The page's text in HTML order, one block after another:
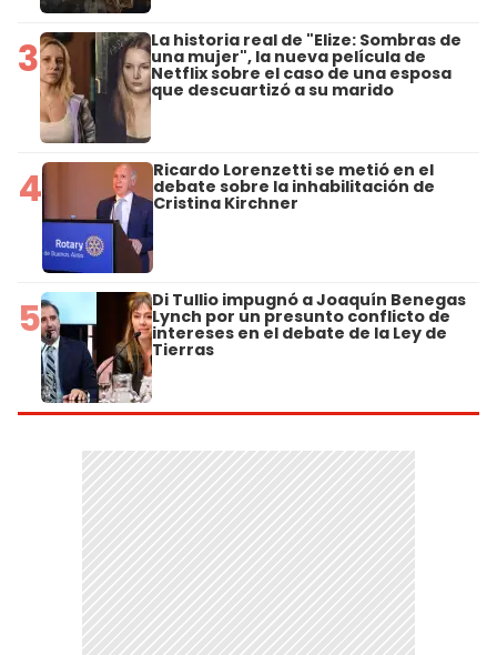
3 La historia real de "Elize: Sombras de
una mujer", la nueva película de
Netflix sobre el caso de una esposa
que descuartizó a su marido
4 Ricardo Lorenzetti se metió en el
debate sobre la inhabilitación de
Cristina Kirchner
5 Di Tullio impugnó a Joaquín Benegas
Lynch por un presunto conflicto de
intereses en el debate de la Ley de
Tierras